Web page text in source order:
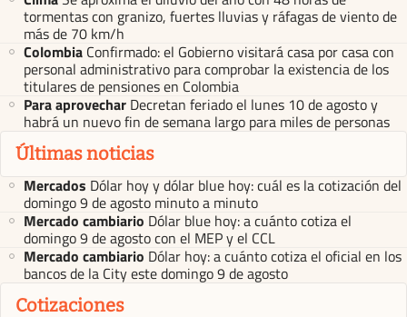
tormentas con granizo, fuertes lluvias y ráfagas de viento de
más de 70 km/h
Colombia Confirmado: el Gobierno visitará casa por casa con
personal administrativo para comprobar la existencia de los
titulares de pensiones en Colombia
Para aprovechar Decretan feriado el lunes 10 de agosto y
habrá un nuevo fin de semana largo para miles de personas
Últimas noticias
Mercados Dólar hoy y dólar blue hoy: cuál es la cotización del
domingo 9 de agosto minuto a minuto
Mercado cambiario Dólar blue hoy: a cuánto cotiza el
domingo 9 de agosto con el MEP y el CCL
Mercado cambiario Dólar hoy: a cuánto cotiza el oficial en los
bancos de la City este domingo 9 de agosto
Cotizaciones